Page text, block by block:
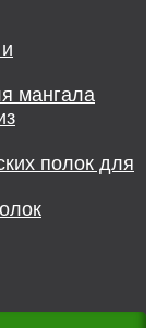
мангала
полок для